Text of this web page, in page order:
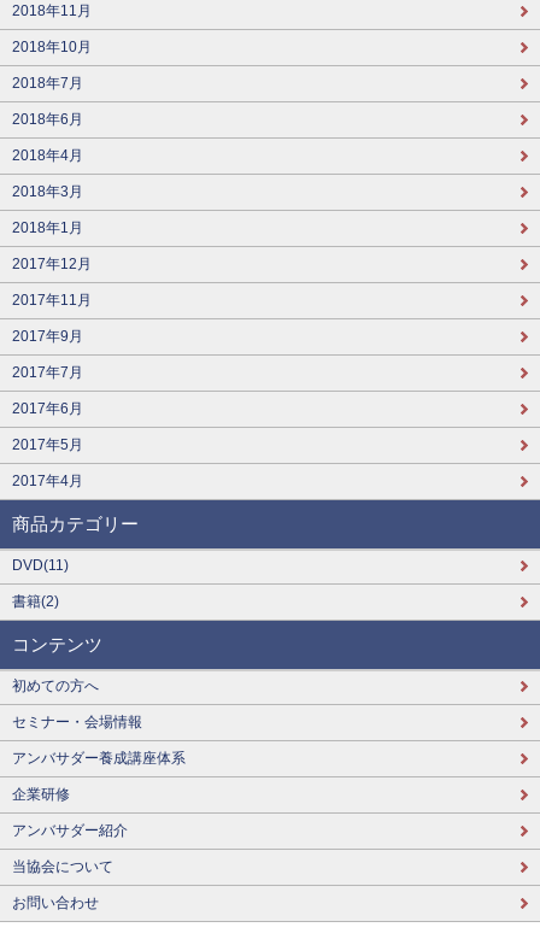
2018年11月
2018年10月
2018年7月
2018年6月
2018年4月
2018年3月
2018年1月
2017年12月
2017年11月
2017年9月
2017年7月
2017年6月
2017年5月
2017年4月
商品カテゴリー
DVD(11)
書籍(2)
コンテンツ
初めての方へ
セミナー・会場情報
アンバサダー養成講座体系
企業研修
アンバサダー紹介
当協会について
お問い合わせ